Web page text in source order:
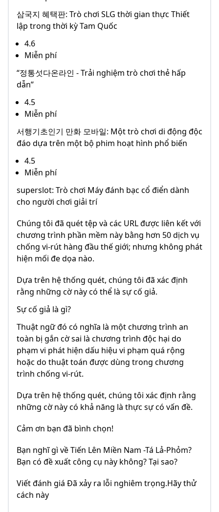
삼국지 혜택판: Trò chơi SLG thời gian thực Thiết
lập trong thời kỳ Tam Quốc
4.6
Miễn phí
“정통섯다온라인 - Trải nghiệm trò chơi thẻ hấp
dẫn”
4.5
Miễn phí
서행기초인기 만화 모바일: Một trò chơi di động độc
đáo dựa trên một bộ phim hoạt hình phổ biến
4.5
Miễn phí
superslot: Trò chơi Máy đánh bạc cổ điển dành
cho người chơi giải trí
Chúng tôi đã quét tệp và các URL được liên kết với
chương trình phần mềm này bằng hơn 50 dịch vụ
chống vi-rút hàng đầu thế giới; nhưng không phát
hiện mối đe dọa nào.
Dựa trên hệ thống quét, chúng tôi đã xác định
rằng những cờ này có thể là sự cố giả.
Sự cố giả là gì?
Thuật ngữ đó có nghĩa là một chương trình an
toàn bị gắn cờ sai là chương trình độc hại do
phạm vi phát hiện dấu hiệu vi phạm quá rộng
hoặc do thuật toán được dùng trong chương
trình chống vi-rút.
Dựa trên hệ thống quét, chúng tôi xác định rằng
những cờ này có khả năng là thực sự có vấn đề.
Cảm ơn bạn đã bình chọn!
Bạn nghĩ gì về Tiến Lên Miền Nam -Tá Lả-Phỏm?
Bạn có đề xuất công cụ này không? Tại sao?
Viết đánh giá Đã xảy ra lỗi nghiêm trọng.Hãy thử
cách này